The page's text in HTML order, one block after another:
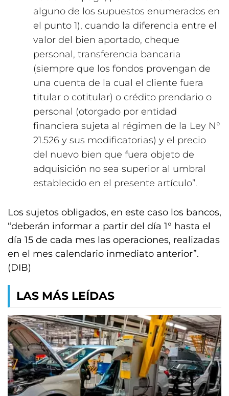
alguno de los supuestos enumerados en
el punto 1), cuando la diferencia entre el
valor del bien aportado, cheque
personal, transferencia bancaria
(siempre que los fondos provengan de
una cuenta de la cual el cliente fuera
titular o cotitular) o crédito prendario o
personal (otorgado por entidad
financiera sujeta al régimen de la Ley N°
21.526 y sus modificatorias) y el precio
del nuevo bien que fuera objeto de
adquisición no sea superior al umbral
establecido en el presente artículo”.
Los sujetos obligados, en este caso los bancos,
“deberán informar a partir del día 1° hasta el
día 15 de cada mes las operaciones, realizadas
en el mes calendario inmediato anterior”.
(DIB)
LAS MÁS LEÍDAS